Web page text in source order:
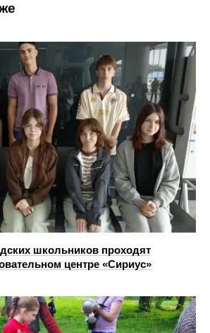
школьников проходят
центре «Сириус»